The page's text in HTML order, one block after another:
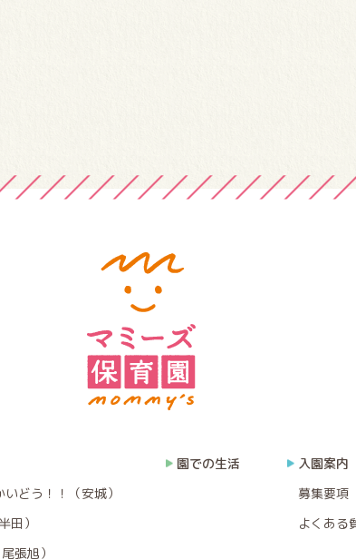
どう！！（安城）
田）
張旭）
園での生活
入園案内
募集要項
よくある